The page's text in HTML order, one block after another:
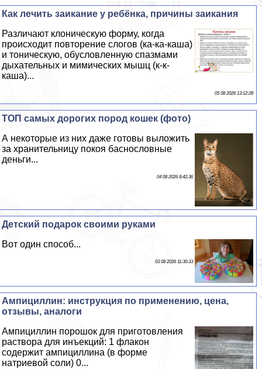
Как лечить заикание у ребёнка, причины заикания
Различают клоническую форму, когда
происходит повторение слогов (ка-ка-каша)
и тоническую, обусловленную спазмами
дыхательных и мимических мышц (к-к-
каша)...
05 08 2026 13:12:28
ТОП самых дорогих пород кошек (фото)
А некоторые из них даже готовы выложить
за хранительницу покоя баснословные
деньги...
04 08 2026 8:42:36
Детский подарок своими руками
Вот один способ...
03 08 2026 11:30:33
Ампициллин: инструкция по применению, цена,
отзывы, аналоги
Ампициллин порошок для приготовления
раствора для инъекций: 1 флакон
содержит ампициллина (в форме
натриевой соли) 0...